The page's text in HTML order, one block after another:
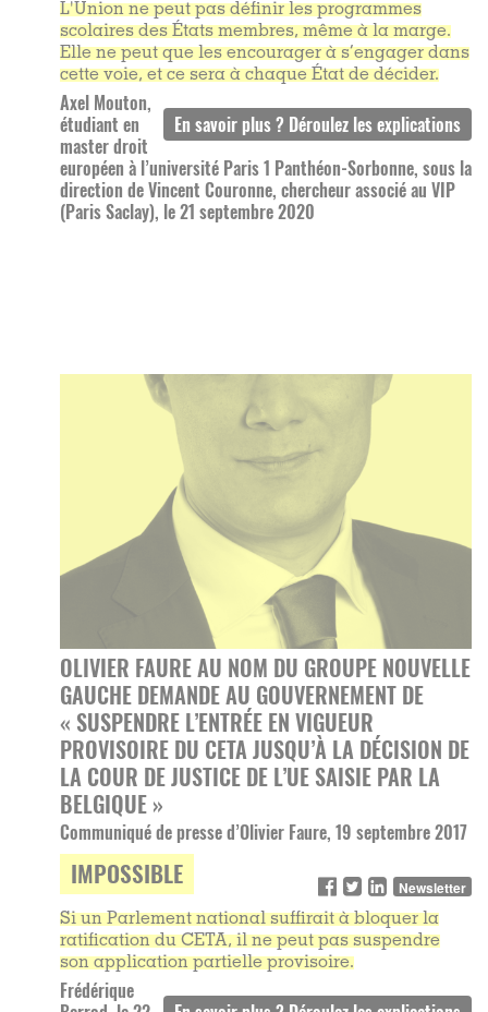
L'Union ne peut pas définir les programmes
scolaires des États membres, même à la marge.
Elle ne peut que les encourager à s’engager dans
cette voie, et ce sera à chaque État de décider.
Axel Mouton,
étudiant en
master droit
européen à l’université Paris 1 Panthéon-Sorbonne, sous la
direction de Vincent Couronne, chercheur associé au VIP
(Paris Saclay), le 21 septembre 2020
OLIVIER FAURE AU NOM DU GROUPE NOUVELLE
GAUCHE DEMANDE AU GOUVERNEMENT DE
« SUSPENDRE L’ENTRÉE EN VIGUEUR
PROVISOIRE DU CETA JUSQU’À LA DÉCISION DE
LA COUR DE JUSTICE DE L’UE SAISIE PAR LA
BELGIQUE »
Communiqué de presse d’Olivier Faure, 19 septembre 2017
IMPOSSIBLE Newsletter
Si un Parlement national suffirait à bloquer la
ratification du CETA, il ne peut pas suspendre
son application partielle provisoire.
Frédérique